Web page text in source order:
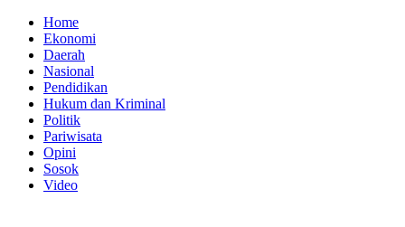
Home
Ekonomi
Daerah
Nasional
Pendidikan
Hukum dan Kriminal
Politik
Pariwisata
Opini
Sosok
Video